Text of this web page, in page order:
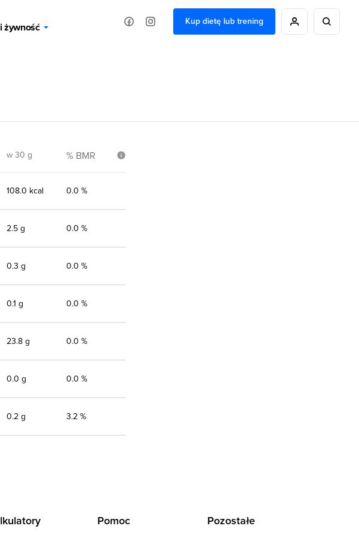
żywność
Kup dietę lub trening
w 30 g % BMR
108.0 kcal 0.0 %
2.5 g 0.0 %
0.3 g 0.0 %
0.1 g 0.0 %
23.8 g 0.0 %
0.0 g 0.0 %
0.2 g 3.2 %
Pomoc Pozostałe